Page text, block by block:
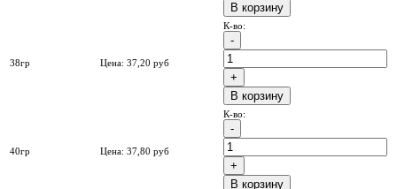
B корзину
38гр Цена: 37,20 руб
К-во:
B корзину
40гр Цена: 37,80 руб
К-во:
B корзину